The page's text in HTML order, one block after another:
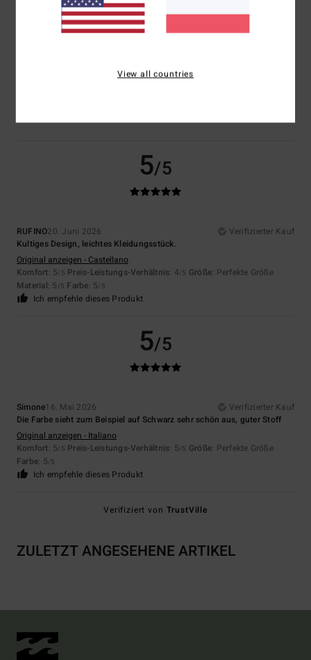
Größe
Material
Farbe
5/5
RUFINO20. Juni 2026
Verifizierter Kauf
Kultiges Design, leichtes Kleidungsstück.
Original anzeigen - Castellano
Komfort: 5/5 Preis-Leistungs-Verhältnis: 4/5 Größe: Perfekte Größe
Material: 5 /5 Farbe: 5/5
Ich empfehle dieses Produkt
5/5
Simone16. Mai 2026
Verifizierter Kauf
Die Farbe sieht zum Beispiel auf Schwarz sehr schön aus, guter Stoff
Original anzeigen - Italiano
Komfort: 5/5 Preis-Leistungs-Verhältnis: 5/5 Größe: Perfekte Größe
Farbe: 5/5
Ich empfehle dieses Produkt
Verifiziert von TrustVille
ZULETZT ANGESEHENE ARTIKEL
View all countries